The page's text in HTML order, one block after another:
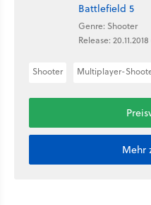
Battlefield 5
Genre: Shooter
Release:
Shooter Multiplayer-
Mehr